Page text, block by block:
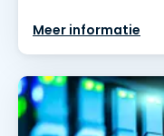
Meer informatie